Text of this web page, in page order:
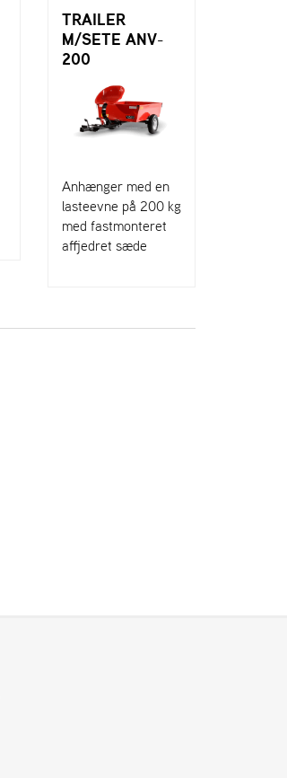
TRAILER
M/SETE ANV-
200
Anhænger med en
lasteevne på 200 kg
med fastmonteret
affjedret sæde